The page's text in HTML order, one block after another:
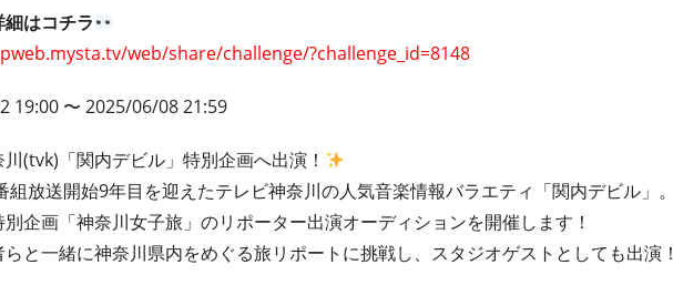
はコチラ
web/share/challenge/?challenge_id=8148
19:00 〜 2025/06/08 21:59
(tvk)「関内デビル」特別企画へ出演！
組放送開始9年目を迎えたテレビ神奈川の人気音楽情報バラエティ「関内デビル」。
企画「神奈川女子旅」のリポーター出演オーディションを開催します！
と一緒に神奈川県内をめぐる旅リポートに挑戦し、スタジオゲストとしても出演！